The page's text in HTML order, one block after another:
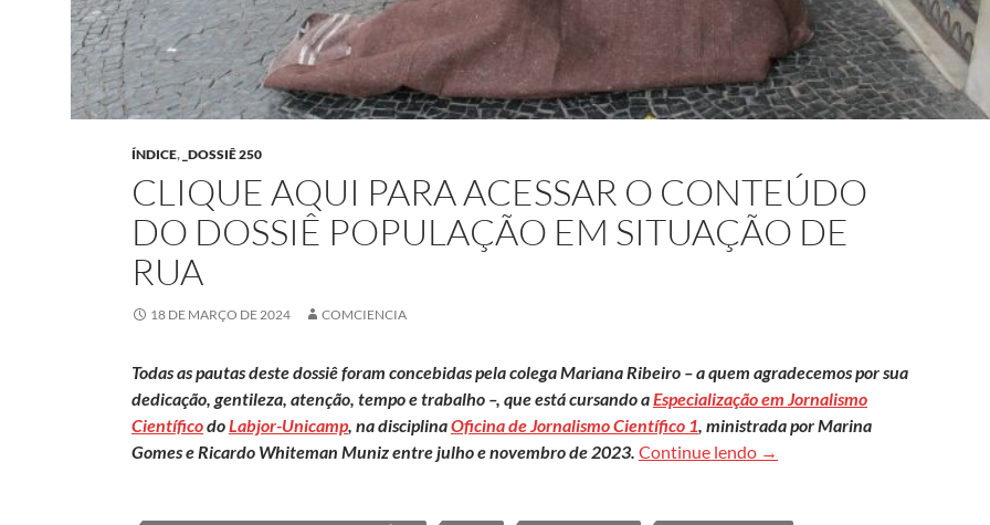
ÍNDICE, _DOSSIÊ 250
CLIQUE AQUI PARA ACESSAR O CONTEÚDO
DO DOSSIÊ POPULAÇÃO EM SITUAÇÃO DE
RUA
18 DE MARÇO DE 2024 COMCIENCIA
Todas as pautas deste dossiê foram concebidas pela colega Mariana Ribeiro – a quem agradecemos por sua
dedicação, gentileza, atenção, tempo e trabalho –, que está cursando aEspecialização em Jornalismo
CientíficodoLabjor-Unicamp, na disciplinaOficina de Jornalismo Científico 1, ministrada por Marina
Gomes e Ricardo Whiteman Muniz entre julho e novembro de 2023. Continue lendo Clique aqui para acessar o
→